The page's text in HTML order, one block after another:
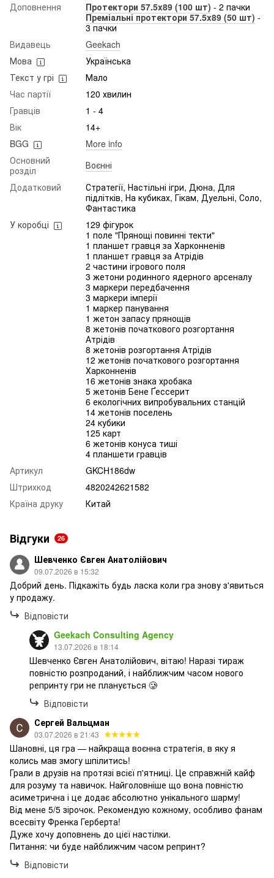
Доповнення Протектори 57.5x89 (100 шт) - 2 пачки
Преміальні протектори 57.5x89 (50 шт) -
3 пачки
Видавець
Geekach
Мова
Українська
Текст у грі
Мало
Час партії
120 хвилин
Гравців
1 - 4
Вік
14+
BGG
More info
Основний
розділ
Воєнні
Додатковий
Стратегії, Настільні ігри, Дюна, Для
підлітків, На кубиках, Гікам, Дуельні, Соло,
Фантастика
У коробці
129 фігурок
1 поле "Прянощі повинні текти"
1 планшет гравця за Харконненів
1 планшет гравця за Атрідів
2 частини ігрового поля
3 жетони родинного ядерного арсеналу
3 маркери передбачення
3 маркери імперії
1 маркер панування
1 жетон запасу прянощів
8 жетонів початкового розгортання
Атрідів
8 жетонів розгортання Атрідів
12 жетонів початкового розгортання
Харконненів
16 жетонів знака хробака
5 жетонів Бене Ґессерит
6 екологічних випробувальних станцій
14 жетонів поселень
24 кубики
125 карт
6 жетонів конуса тиші
4 планшети гравців
Артикул
GKCH186dw
Штрихкод
4820242621582
Країна друку
Китай
Відгуки 26
Шевченко Євген Анатолійович
09.07.2026 в 15:32
Добрий день. Підкажіть будь ласка коли гра знову з'явиться
у продажу.
Відповісти
Geekach Consulting Agency
13.07.2026 в 18:14
Шевченко Євген Анатолійович, вітаю! Наразі тираж
повністю розпроданий, і найближчим часом нового
репринту гри не планується 🥲
Відповісти
Сергей Вальцман
03.07.2026 в 21:43
Шановні, ця гра — найкраща воєнна стратегія, в яку я
колись мав змогу шпілитись!
Грали в друзів на протязі всієї п'ятниці. Це справжній кайф
для розуму та навичок. Найголовніше що вона повністю
асиметрична і це додає абсолютно унікального шарму!
Від мене 5/5 зірочок. Рекомендую кожному, особливо фанам
всесвіту Френка Герберта!
Дуже хочу доповнень до цієї настілки.
Питання: чи буде найближчим часом репринт?
Відповісти